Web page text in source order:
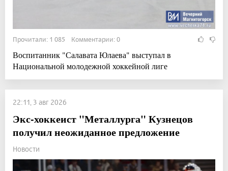
Прочитали: 1 085 Комментарии: 0
Воспитанник "Салавата Юлаева" выступал в
Национальной молодежной хоккейной лиге
22:11, 3 авг 2026
Экс-хоккеист "Металлурга" Кузнецов
получил неожиданное предложение
Новости